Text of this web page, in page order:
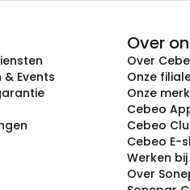
Events
Over
Over
Onze
Onze
Cebeo
Cebeo
Cebeo E-
Werken
Over